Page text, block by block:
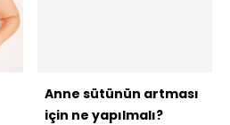
Anne sütünün artması
için ne yapılmalı?